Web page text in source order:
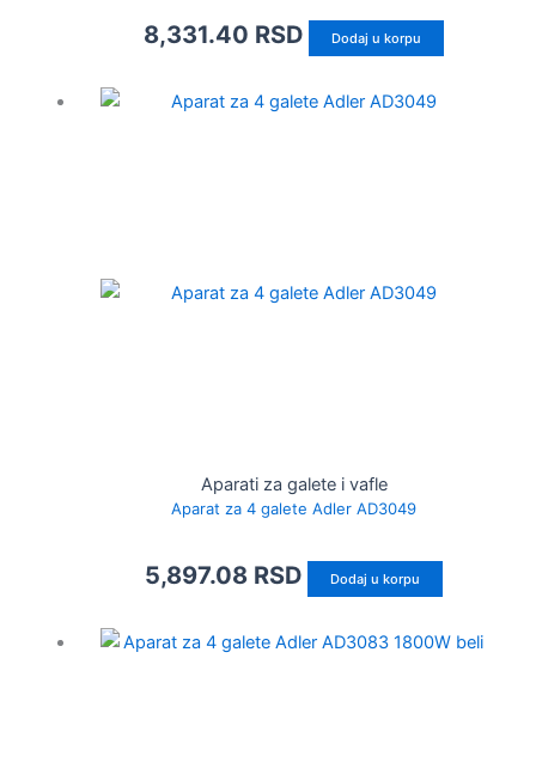
8,331.40 RSD Dodaj u korpu
Aparati za galete i vafle
Aparat za 4 galete Adler AD3049
5,897.08 RSD Dodaj u korpu